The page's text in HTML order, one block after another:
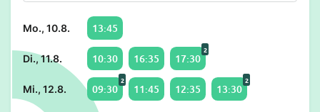
Mo., 10.8. 13:45
Di., 11.8. 10:30 16:35 17:30
2
Mi., 12.8. 09:30
2
11:45 12:35 13:30
2